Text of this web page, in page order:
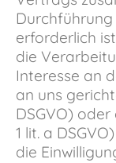
erforderlich
die
Interesse an
an uns
DSGVO)
1 lit. a
die